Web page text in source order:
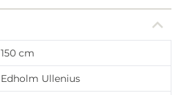
150 cm
Edholm Ullenius